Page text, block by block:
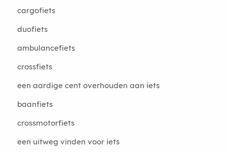
cargofiets
duofiets
ambulancefiets
crossfiets
een aardige cent overhouden aan iets
baanfiets
crossmotorfiets
een uitweg vinden voor iets